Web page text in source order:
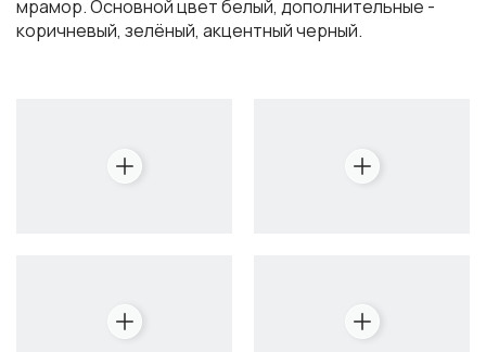
мрамор. Основной цвет белый, дополнительные -
коричневый, зелёный, акцентный черный.